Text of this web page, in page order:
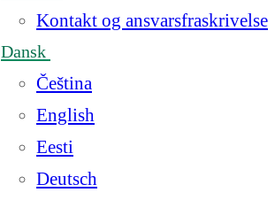
Kontakt og ansvarsfraskrivelse
Dansk
Čeština
English
Eesti
Deutsch